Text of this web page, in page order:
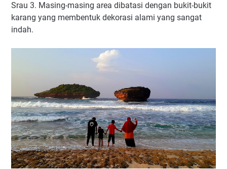
Srau 3. Masing-masing area dibatasi dengan bukit-bukit
karang yang membentuk dekorasi alami yang sangat
indah.